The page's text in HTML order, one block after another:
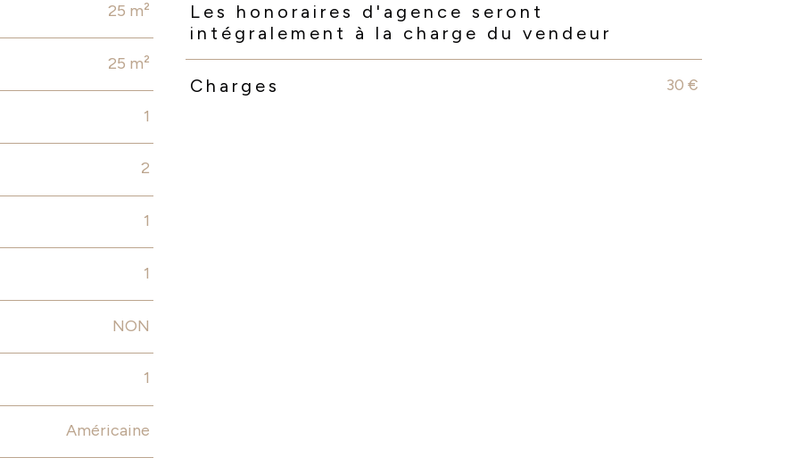
25 m²
25 m²
1
2
1
1
NON
1
Américaine
Les honoraires d'agence seront
intégralement à la charge du vendeur
Charges 30 €